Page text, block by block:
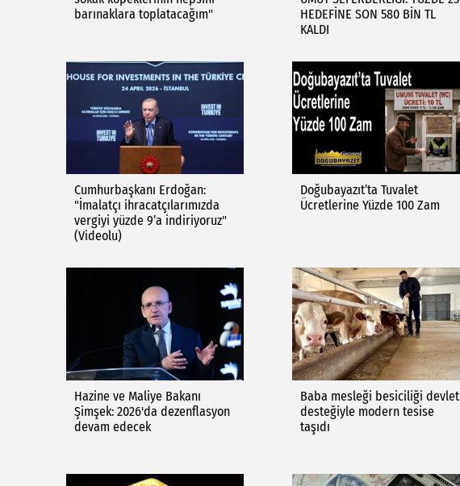
barınaklara toplatacağım"
HEDEFİNE SON 580 BİN TL
KALDI
Cumhurbaşkanı Erdoğan:
"İmalatçı ihracatçılarımızda
vergiyi yüzde 9’a indiriyoruz"
(Videolu)
Doğubayazıt’ta Tuvalet
Ücretlerine Yüzde 100 Zam
Hazine ve Maliye Bakanı
Şimşek: 2026'da dezenflasyon
devam edecek
Baba mesleği besiciliği devlet
desteğiyle modern tesise
taşıdı